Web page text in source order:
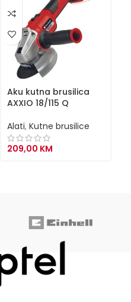
Aku kutna brusilica
AXXIO 18/115 Q
Alati, Kutne brusilice
209,00 KM